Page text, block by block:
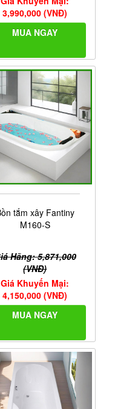
3,990,000 (VNĐ)
MUA NGAY
tắm xây Fantiny
M160-S
Hãng: 5,871,000
(VNĐ)
Giá Khuyến Mại:
4,150,000 (VNĐ)
MUA NGAY